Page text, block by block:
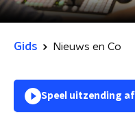
Gids Nieuws en Co
Speel uitzending af